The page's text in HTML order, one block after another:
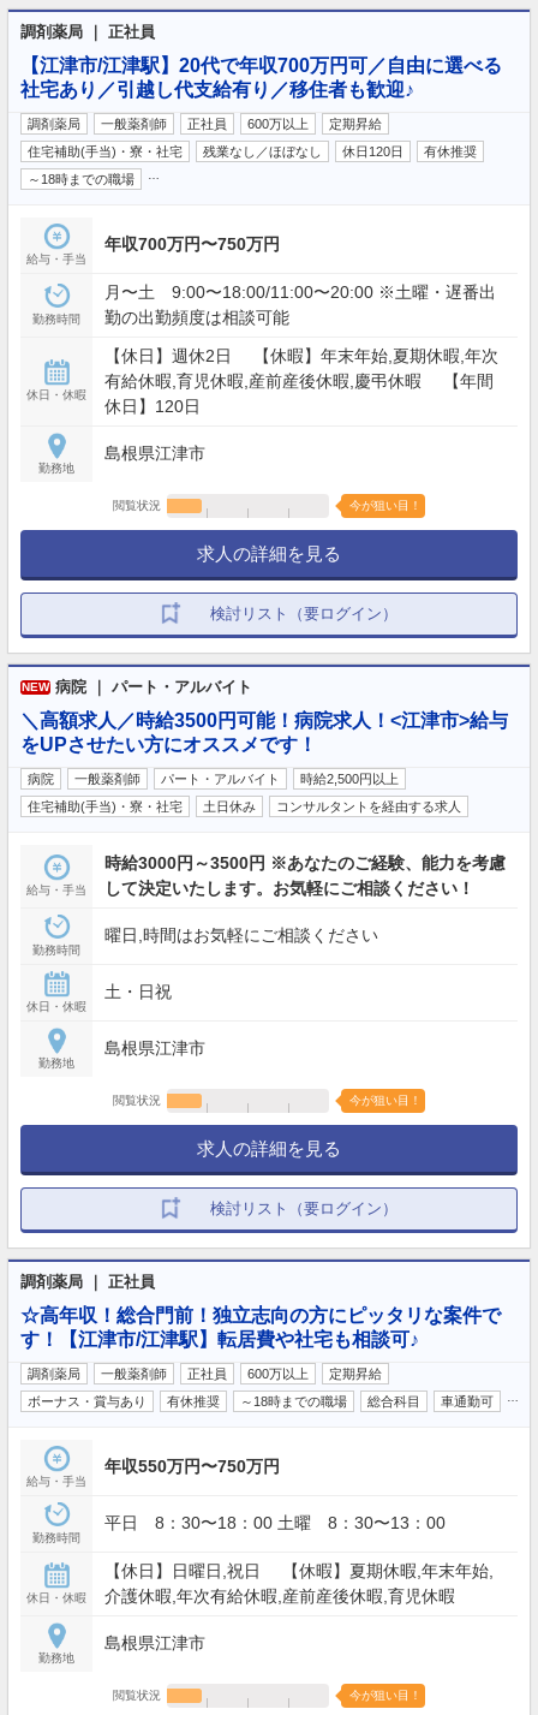
調剤薬局 ｜ 正社員
【江津市/江津駅】20代で年収700万円可／自由に選べる
社宅あり／引越し代支給有り／移住者も歓迎♪
調剤薬局 一般薬剤師 正社員 600万以上
定期昇給
住宅補助(手当)・寮・社宅
残業なし／ほぼなし 休日120日
有休推奨
～18時までの職場
給与・手当
年収700万円〜750万円
勤務時間
月〜土 9:00〜18:00/11:00〜20:00 ※土曜・遅番出
勤の出勤頻度は相談可能
休日・休暇
【休日】週休2日 【休暇】年末年始,夏期休暇,年次
有給休暇,育児休暇,産前産後休暇,慶弔休暇 【年間
休日】120日
勤務地
島根県江津市
閲覧状況 今が狙い目！
求人の詳細を見る
検討リスト（要ログイン）
NEW 病院 ｜ パート・アルバイト
＼高額求人／時給3500円可能！病院求人！<江津市>給与
をUPさせたい方にオススメです！
病院 一般薬剤師 パート・アルバイト
時給2,500円以上
住宅補助(手当)・寮・社宅
土日休み コンサルタントを経由する求人
給与・手当
時給3000円～3500円 ※あなたのご経験、能力を考慮
して決定いたします。お気軽にご相談ください！
勤務時間
曜日,時間はお気軽にご相談ください
休日・休暇
土・日祝
勤務地
島根県江津市
閲覧状況 今が狙い目！
求人の詳細を見る
検討リスト（要ログイン）
調剤薬局 ｜ 正社員
☆高年収！総合門前！独立志向の方にピッタリな案件で
す！【江津市/江津駅】転居費や社宅も相談可♪
調剤薬局 一般薬剤師 正社員 600万以上
定期昇給
ボーナス・賞与あり
有休推奨 ～18時までの職場 総合科目 車通勤可
給与・手当
年収550万円〜750万円
勤務時間
平日 8：30〜18：00 土曜 8：30〜13：00
休日・休暇
【休日】日曜日,祝日 【休暇】夏期休暇,年末年始,
介護休暇,年次有給休暇,産前産後休暇,育児休暇
勤務地
島根県江津市
閲覧状況 今が狙い目！